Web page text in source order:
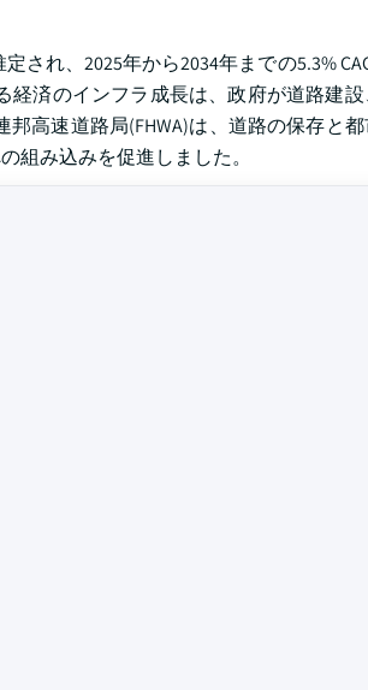
れ、2025年から2034年までの5.3%
済のインフラ成長は、政府が道路建
高速道路局(FHWA)は、道路の保存と
組み込みを促進しました。